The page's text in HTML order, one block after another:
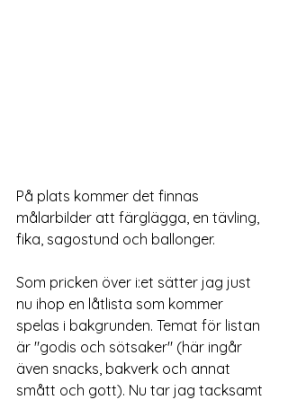
På plats kommer det finnas
målarbilder att färglägga, en tävling,
fika, sagostund och ballonger.
Som pricken över i:et sätter jag just
nu ihop en låtlista som kommer
spelas i bakgrunden. Temat för listan
är "godis och sötsaker" (här ingår
även snacks, bakverk och annat
smått och gott). Nu tar jag tacksamt